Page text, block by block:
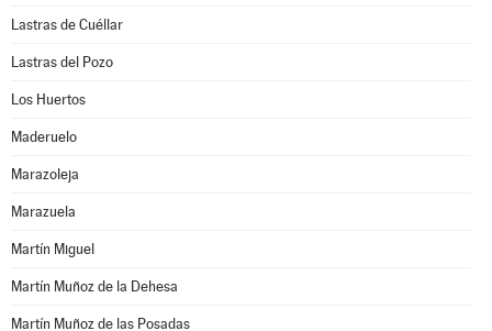
Lastras de Cuéllar
Lastras del Pozo
Los Huertos
Maderuelo
Marazoleja
Marazuela
Martín Miguel
Martín Muñoz de la Dehesa
Martín Muñoz de las Posadas